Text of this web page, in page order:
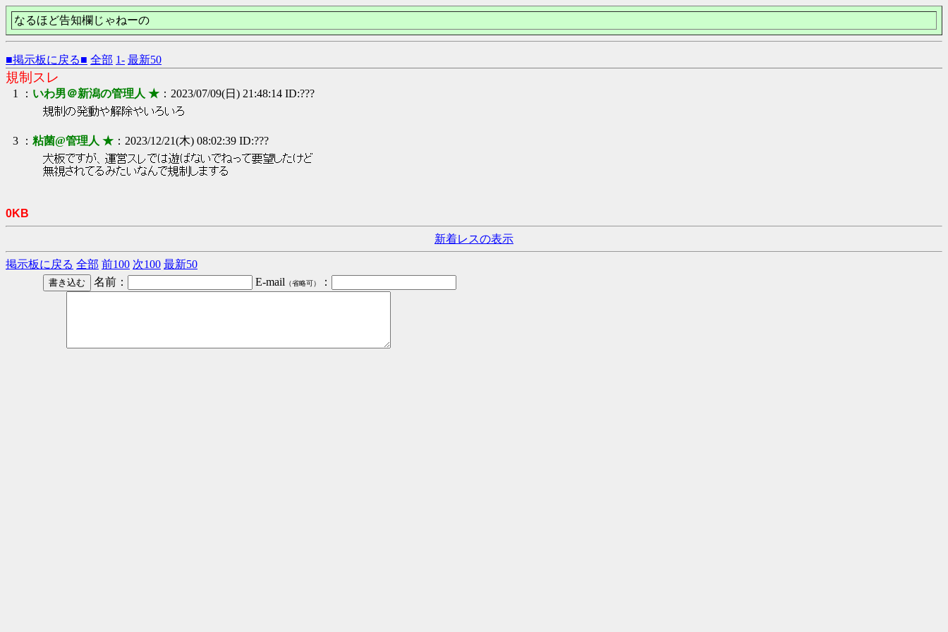
なるほど告知欄じゃねーの
■掲示板に戻る■ 全部 1- 最新50
規制スレ
1 ： いわ男＠新潟の管理人 ★ ：2023/07/09(日) 21:48:14 ID:???
規制の発動や解除やいろいろ
3 ： 粘菌@管理人 ★ ：2023/12/21(木) 08:02:39 ID:???
犬板ですが、運営スレでは遊ばないでねって要望したけど
無視されてるみたいなんで規制しまする
0KB
新着レスの表示
掲示板に戻る 全部 前100 次100 最新50
名前：
E-mail （省略可） ：